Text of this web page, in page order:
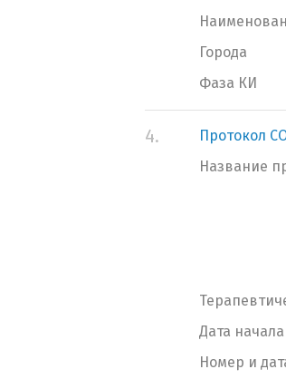
Города
Фаза КИ
4.
Протокол
Название
Дата
Номер и